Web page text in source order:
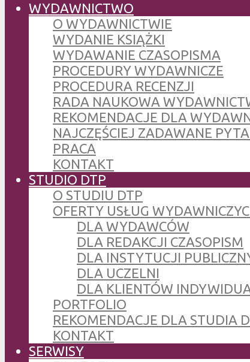
WYDAWNICTWO
O WYDAWNICTWIE
WYDANIE KSIĄŻKI
WYDAWANIE CZASOPISMA
PROCEDURY WYDAWNICZE
PROCEDURA RECENZJI
RADA NAUKOWA
REKOMENDACJE DLA
NAJCZĘŚCIEJ ZADAWANE
PRACA
KONTAKT
STUDIO DTP
O STUDIU DTP
OFERTY USŁUG
DLA WYDAWCÓW
DLA REDAKCJI CZASOPISM
DLA INSTYTUCJI
DLA UCZELNI
DLA KLIENTÓW
PORTFOLIO
REKOMENDACJE DLA STUDIA
KONTAKT
SERWISY